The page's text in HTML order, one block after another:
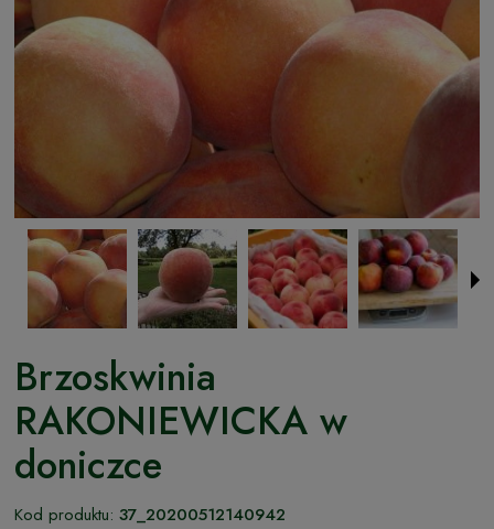
Brzoskwinia
RAKONIEWICKA w
doniczce
Kod produktu: 37_20200512140942